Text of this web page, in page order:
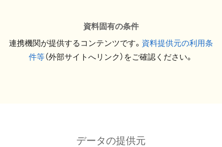
資料固有の条件
連携機関が提供するコンテンツです。 資料提供元の利用条
件等（外部サイトへリンク）をご確認ください。
データの提供元